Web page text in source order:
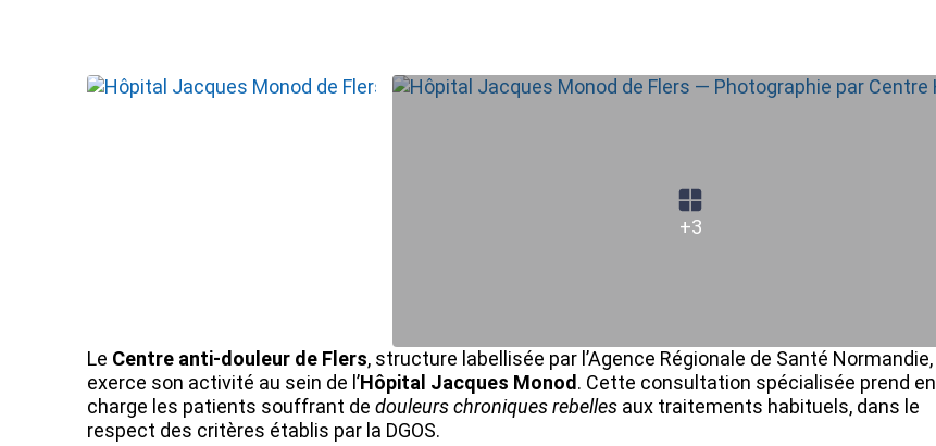
+3
Le Centre anti-douleur de Flers, structure labellisée par l’Agence Régionale de Santé Normandie,
exerce son activité au sein de l’Hôpital Jacques Monod . Cette consultation spécialisée prend en
charge les patients souffrant de douleurs chroniques rebelles aux traitements habituels, dans le
respect des critères établis par la DGOS.